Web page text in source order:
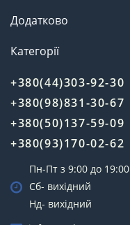
Додатково
Категорії
+380(44)303-92-30
+380(98)831-30-67
+380(50)137-59-09
+380(93)170-02-62
Пн-Пт з 9:00 до 19:00
Сб- вихідний
Нд- вихідний